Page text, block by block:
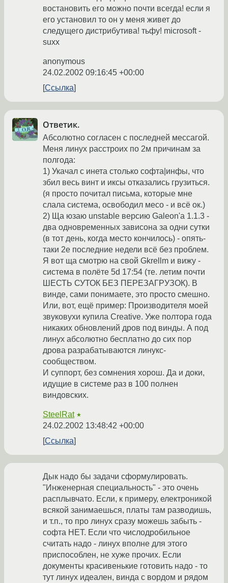
востановить его можно почти всегда! если я
его установил то он у меня живет до
следущего дистрибутива! тьфу! microsoft -
suxx
anonymous
24.02.2002 09:16:45 +00:00
Ссылка
Ответик.
Абсолютно согласен с последней мессагой.
Меня линух расстроих по 2м причинам за
полгода:
1) Укачал с инета столько софта|инфы, что
збил весь винт и иксы отказались грузиться.
(я просто почитал письма, которые мне
слала система, освободил месо - и всё ок.)
2) Ща юзаю unstable версию Galeon'а 1.1.3 -
два одновременных зависона за одни сутки
(в тот день, когда место кончилось) - опять-
таки 2е последние недели всё без проблем.
Я вот ща смотрю на свой Gkrellm и вижу -
система в полёте 5d 17:54 (те. летим почти
ШЕСТЬ СУТОК БЕЗ ПЕРЕЗАГРУЗОК). В
винде, сами понимаете, это просто смешно.
Или, вот, ещё пример: Производителя моей
звуковухи купила Creative. Уже полтора года
никаких обновлений дров под винды. А под
линух абсолютно бесплатно до сих пор
дрова разрабатываются линукс-
сообществом.
И суппорт, без сомнения хорош. Да и доки,
идущие в системе раз в 100 полнен
виндовских.
SteelRat ★
24.02.2002 13:48:42 +00:00
Ссылка
Дык надо бы задачи сформулировать.
"Инженерная специальность" - это очень
расплывчато. Если, к примеру, електроникой
всякой занимаешься, платы там разводишь,
и т.п., то про линух сразу можешь забыть -
софта НЕТ. Если что числодробильное
считать надо - линух вполне для этого
приспособлен, не хуже прочих. Если
документы красивенькие готовить надо - то
тут линух идеален, винда с вордом и рядом